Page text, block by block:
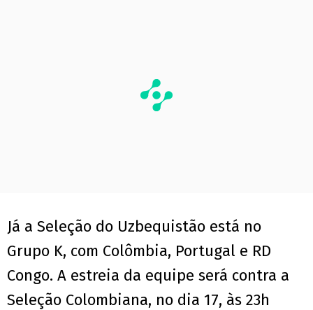
Já a Seleção do Uzbequistão está no
Grupo K, com Colômbia, Portugal e RD
Congo. A estreia da equipe será contra a
Seleção Colombiana, no dia 17, às 23h